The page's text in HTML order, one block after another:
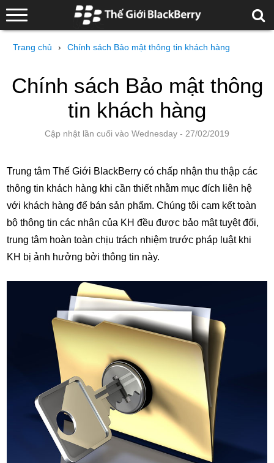
Trang chủ › Chính sách Bảo mật thông tin khách hàng
Chính sách Bảo mật thông
tin khách hàng
Cập nhật lần cuối vào Wednesday - 27/02/2019
Trung tâm Thế Giới BlackBerry có chấp nhận thu thập các
thông tin khách hàng khi cần thiết nhằm mục đích liên hệ
với khách hàng để bán sản phẩm. Chúng tôi cam kết toàn
bộ thông tin các nhân của KH đều được bảo mật tuyệt đối,
trung tâm hoàn toàn chịu trách nhiệm trước pháp luật khi
KH bị ảnh hưởng bởi thông tin này.